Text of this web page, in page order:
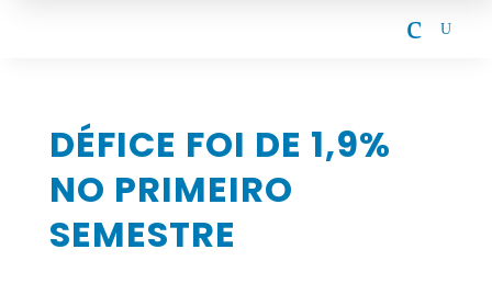
c U
DÉFICE FOI DE 1,9%
NO PRIMEIRO
SEMESTRE